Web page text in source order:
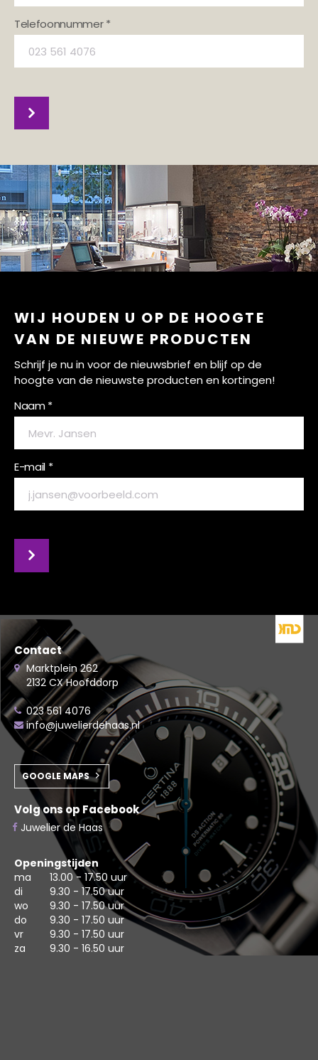
Telefoonnummer *
WIJ HOUDEN U OP DE HOOGTE
VAN DE NIEUWE PRODUCTEN
Schrijf je nu in voor de nieuwsbrief en blijf op de
hoogte van de nieuwste producten en kortingen!
Naam *
E-mail *
Contact
Marktplein 262
2132 CX Hoofddorp
023 561 4076
info@juwelierdehaas.nl
GOOGLE MAPS
Volg ons op Facebook
Juwelier de Haas
Openingstijden
ma
13.00 - 17.50 uur
di
9.30 - 17.50 uur
wo
9.30 - 17.50 uur
do
9.30 - 17.50 uur
vr
9.30 - 17.50 uur
za
9.30 - 16.50 uur